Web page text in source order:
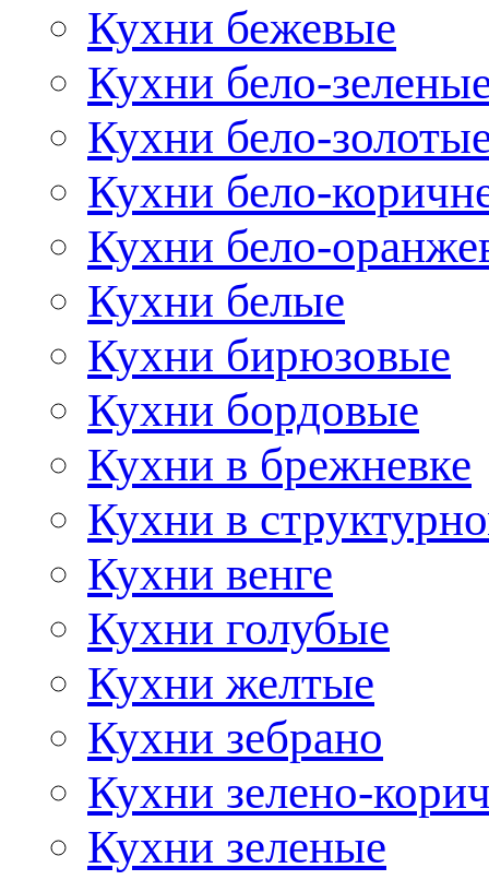
Кухни бежевые
Кухни бело-
Кухни бело-
Кухни бело-
Кухни бело-
Кухни белые
Кухни бирюзовые
Кухни бордовые
Кухни в брежневке
Кухни в
Кухни венге
Кухни голубые
Кухни желтые
Кухни зебрано
Кухни зелено-
Кухни зеленые